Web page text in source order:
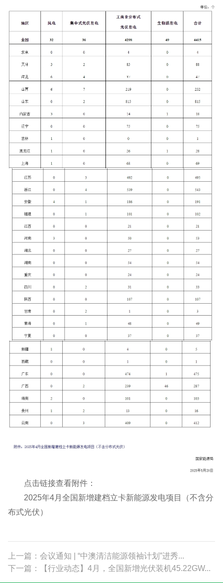
点击链接查看附件：
2025年4月全国新增建档立卡新能源发电项目（不含分
布式光伏）
上一篇：会议通知 | “中澳清洁能源领袖计划”进秀...
下一篇：【行业动态】4月，全国新增光伏装机45.22GW...